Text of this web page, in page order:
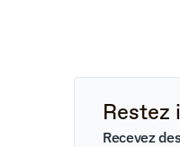
Restez
Recevez